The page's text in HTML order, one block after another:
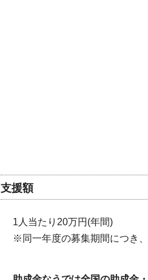
支援額
1人当たり20万円(年間)
※同一年度の募集期間につき